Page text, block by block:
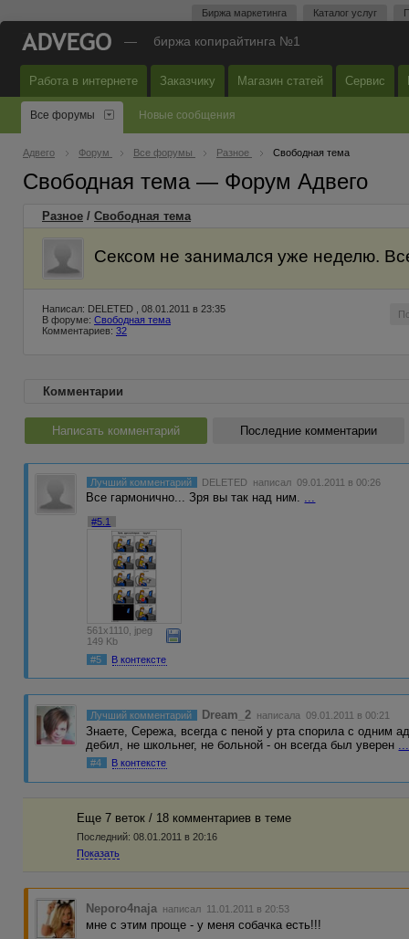
Биржа маркетинга Каталог услуг
— биржа копирайтинга №1
Работа в интернете Заказчику Магазин статей Сервис
Все форумы Новые сообщения
Адвего Форум Все форумы Разное Свободная тема
Свободная тема — Форум Адвего
Разное / Свободная тема
Сексом не занимался уже неделю.
Написал: DELETED , 08.01.2011 в 23:35
В форуме: Свободная тема
Комментариев: 32
Комментарии
Написать комментарий Последние комментарии
Лучший комментарий DELETED написал 09.01.2011 в 00:26
Все гармонично... Зря вы так над ним. ...
#5.1
561x1110, jpeg
149 Kb
#5
В контексте
Лучший комментарий Dream_2 написала 09.01.2011 в 00:21
Знаете, Сережа, всегда с пеной у рта спорила с одним
дебил, не школьнег, не больной - он всегда был уверен
#4 В контексте
Еще 7 веток / 18 комментариев в темe
Последний: 08.01.2011 в 20:16
Показать
Neporo4naja написал 11.01.2011 в 20:53
мне с этим проще - у меня собачка есть!!!